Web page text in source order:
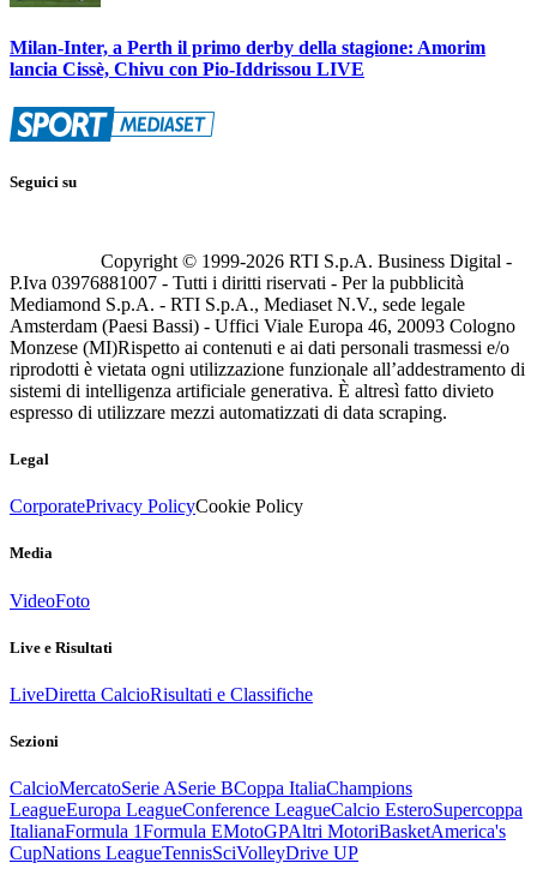
Milan-Inter, a Perth il primo derby della stagione: Amorim
lancia Cissè, Chivu con Pio-Iddrissou LIVE
Seguici su
Copyright © 1999-2026 RTI S.p.A. Business Digital -
P.Iva 03976881007 - Tutti i diritti riservati - Per la pubblicità
Mediamond S.p.A. - RTI S.p.A., Mediaset N.V., sede legale
Amsterdam (Paesi Bassi) - Uffici Viale Europa 46, 20093 Cologno
Monzese (MI)Rispetto ai contenuti e ai dati personali trasmessi e/o
riprodotti è vietata ogni utilizzazione funzionale all’addestramento di
sistemi di intelligenza artificiale generativa. È altresì fatto divieto
espresso di utilizzare mezzi automatizzati di data scraping.
Legal
CorporatePrivacy PolicyCookie Policy
Media
VideoFoto
Live e Risultati
LiveDiretta CalcioRisultati e Classifiche
Sezioni
CalcioMercatoSerie ASerie BCoppa ItaliaChampions
LeagueEuropa LeagueConference LeagueCalcio EsteroSupercoppa
ItalianaFormula 1Formula EMotoGPAltri MotoriBasketAmerica's
CupNations LeagueTennisSciVolleyDrive UP